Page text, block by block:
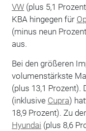
VW(plus 5,1
KBA hingegen für
(minus neun
aus.
Bei den größeren
volumenstärkste
(plus 13,1 Prozent).
(inklusive Cupra)
18,9 Prozent). Zu
Hyundai (plus 8,6